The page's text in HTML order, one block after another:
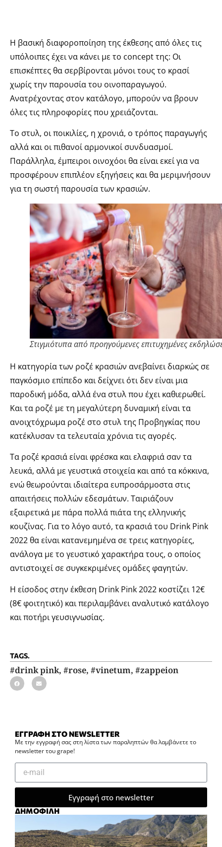
Η βασική διαφοροποίηση της έκθεσης από όλες τις
υπόλοιπες έχει να κάνει με το concept της: Οι
επισκέπτες θα σερβίρονται μόνοι τους το κρασί
χωρίς την παρουσία του οινοπαραγωγού.
Ανατρέχοντας στον κατάλογο, μπορούν να βρουν
όλες τις πληροφορίες που χρειάζονται.
Το στυλ, οι ποικιλίες, η χρονιά, ο τρόπος παραγωγής
αλλά και οι πιθανοί αρμονικοί συνδυασμοί.
Παράλληλα, έμπειροι οινοχόοι θα είναι εκεί για να
προσφέρουν επιπλέον εξηγήσεις και θα μεριμνήσουν
για τη σωστή παρουσία των κρασιών.
Στιγμιότυπα από προηγούμενες επιτυχημένες
Η κατηγορία των ροζέ κρασιών ανεβαίνει διαρκώς σε
παγκόσμιο επίπεδο και δείχνει ότι δεν είναι μια
παροδική μόδα, αλλά ένα στυλ που έχει καθιερωθεί.
Και τα ροζέ με τη μεγαλύτερη δυναμική είναι τα
ανοιχτόχρωμα ροζέ στο στυλ της Προβηγκίας που
κατέκλυσαν τα τελευταία χρόνια τις αγορές.
Τα ροζέ κρασιά είναι φρέσκα και ελαφριά σαν τα
λευκά, αλλά με γευστικά στοιχεία και από τα κόκκινα,
ενώ θεωρούνται ιδιαίτερα ευπροσάρμοστα στις
απαιτήσεις πολλών εδεσμάτων. Ταιριάζουν
εξαιρετικά με πάρα πολλά πιάτα της ελληνικής
κουζίνας. Για το λόγο αυτό, τα κρασιά του Drink Pink
2022 θα είναι κατανεμημένα σε τρεις κατηγορίες,
ανάλογα με το γευστικό χαρακτήρα τους, ο οποίος
αντιστοιχεί σε συγκεκριμένες ομάδες φαγητών.
Η είσοδος στην έκθεση Drink Pink 2022 κοστίζει 12€
(8€ φοιτητικό) και περιλαμβάνει αναλυτικό κατάλογο
και ποτήρι γευσιγνωσίας.
TAGS.
#drink pink, #rose, #vinetum, #zappeion
ΕΓΓΡΑΦΗ ΣΤΟ NEWSLETTER
Με την εγγραφή σας στη λίστα των παραληπτών θα λαμβάνετε το
newsletter του grape!
Εγγραφή στο newsletter
ΔΗΜΟΦΙΛΗ